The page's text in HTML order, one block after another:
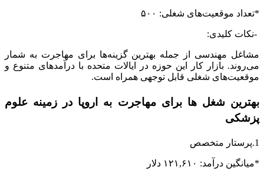
*تعداد موقعیت‌های شغلی: ۵۰۰
-نکات کلیدی:
مشاغل مهندسی از جمله بهترین گزینه‌ها برای مهاجرت به شمار
می‌روند. بازار کار این حوزه در ایالات متحده با درآمدهای متنوع و
موقعیت‌های شغلی قابل توجهی همراه است.
بهترین شغل ها برای مهاجرت به اروپا در زمینه علوم
پزشکی
1.پرستار متخصص
*میانگین درآمد: ۱۲۱,۶۱۰ دلار